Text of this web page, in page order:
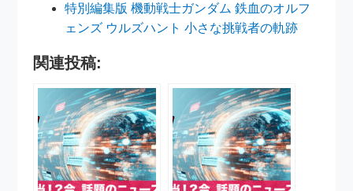
特別編集版 機動戦士ガンダム 鉄血のオルフ
ェンズ ウルズハント 小さな挑戦者の軌跡
関連投稿: